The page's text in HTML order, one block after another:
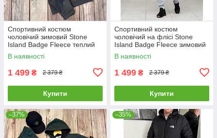
Спортивний костюм
чоловічий зимовий Stone
Island Badge Fleece теплий
на флісі стон айленд
графітовий
В наявності
1 499 ₴ 2 379 ₴
Купити
Спортивний костюм
чоловічий на флісі Stone
Island Badge Fleece зимовий
худі штани стон айленд сірий
В наявності
1 499 ₴ 2 379 ₴
Купити
–37% –35%